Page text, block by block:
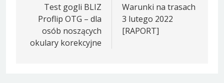
wpisu
Test gogli BLIZ
Proflip OTG – dla
osób noszących
okulary korekcyjne
Warunki na trasach
3 lutego 2022
[RAPORT]